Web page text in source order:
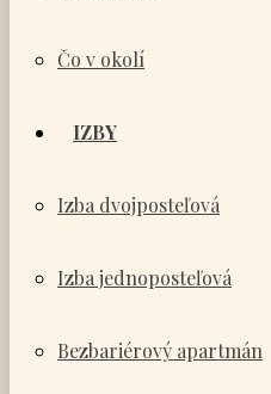
Čo v okolí
IZBY
Izba dvojposteľová
Izba jednoposteľová
Bezbariérový apartmán